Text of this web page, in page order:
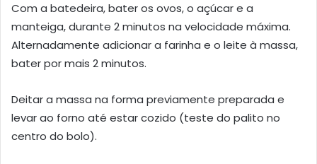
Com a batedeira, bater os ovos, o açúcar e a
manteiga, durante 2 minutos na velocidade máxima.
Alternadamente adicionar a farinha e o leite à massa,
bater por mais 2 minutos.
Deitar a massa na forma previamente preparada e
levar ao forno até estar cozido (teste do palito no
centro do bolo).